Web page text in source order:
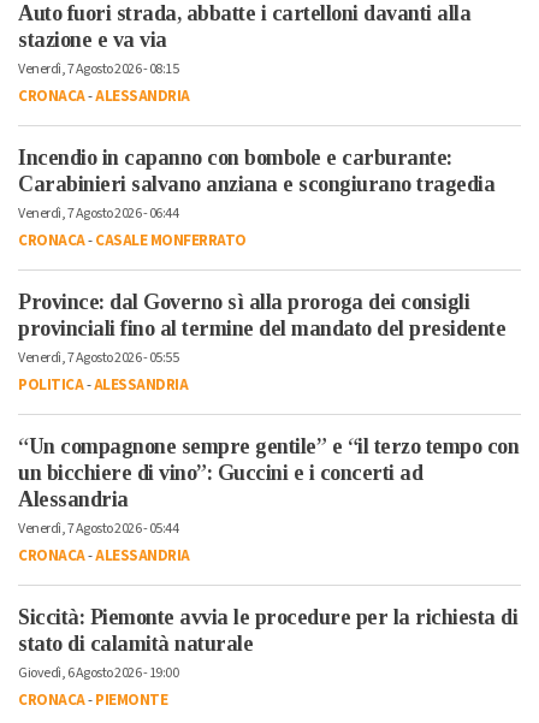
Auto fuori strada, abbatte i cartelloni davanti alla
stazione e va via
Venerdì, 7 Agosto 2026 - 08:15
CRONACA-ALESSANDRIA
Incendio in capanno con bombole e carburante:
Carabinieri salvano anziana e scongiurano tragedia
Venerdì, 7 Agosto 2026 - 06:44
CRONACA-CASALE MONFERRATO
Province: dal Governo sì alla proroga dei consigli
provinciali fino al termine del mandato del presidente
Venerdì, 7 Agosto 2026 - 05:55
POLITICA-ALESSANDRIA
“Un compagnone sempre gentile” e “il terzo tempo con
un bicchiere di vino”: Guccini e i concerti ad
Alessandria
Venerdì, 7 Agosto 2026 - 05:44
CRONACA-ALESSANDRIA
Siccità: Piemonte avvia le procedure per la richiesta di
stato di calamità naturale
Giovedì, 6 Agosto 2026 - 19:00
CRONACA-PIEMONTE